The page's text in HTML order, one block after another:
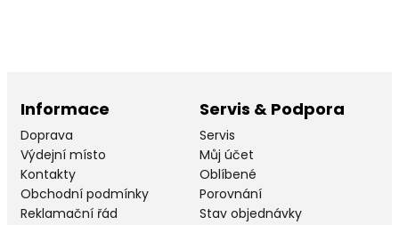
Informace
Doprava
Výdejní místo
Kontakty
Obchodní podmínky
Reklamační řád
Servis & Podpora
Servis
Můj účet
Oblíbené
Porovnání
Stav objednávky